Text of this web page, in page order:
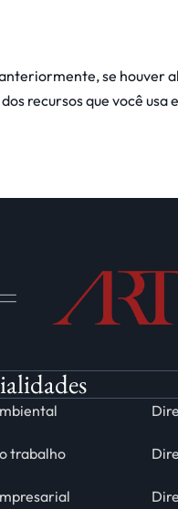
se houver
recursos que você usa
trabalho